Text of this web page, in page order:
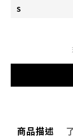
商品描述